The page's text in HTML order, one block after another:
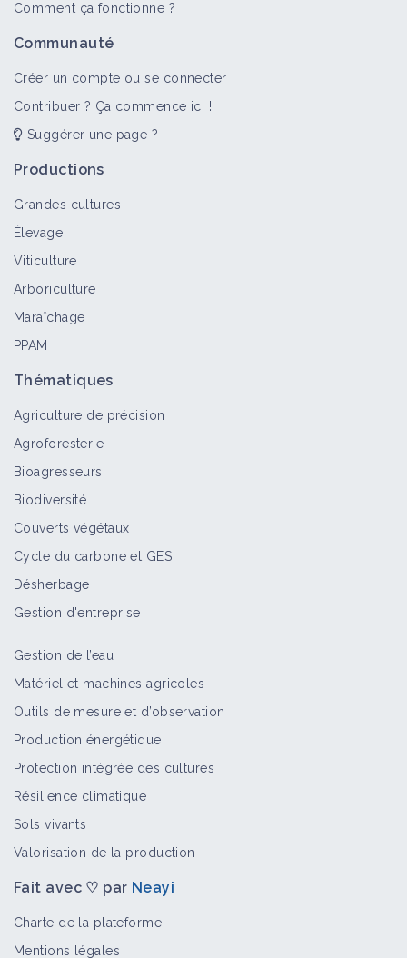
Comment ça fonctionne ?
Communauté
Créer un compte ou se connecter
Contribuer ? Ça commence ici !
Suggérer une page ?
Productions
Grandes cultures
Élevage
Viticulture
Arboriculture
Maraîchage
PPAM
Thématiques
Agriculture de précision
Agroforesterie
Bioagresseurs
Biodiversité
Couverts végétaux
Cycle du carbone et GES
Désherbage
Gestion d'entreprise
Gestion de l’eau
Matériel et machines agricoles
Outils de mesure et d’observation
Production énergétique
Protection intégrée des cultures
Résilience climatique
Sols vivants
Valorisation de la production
Fait avec ♡ par Neayi
Charte de la plateforme
Mentions légales